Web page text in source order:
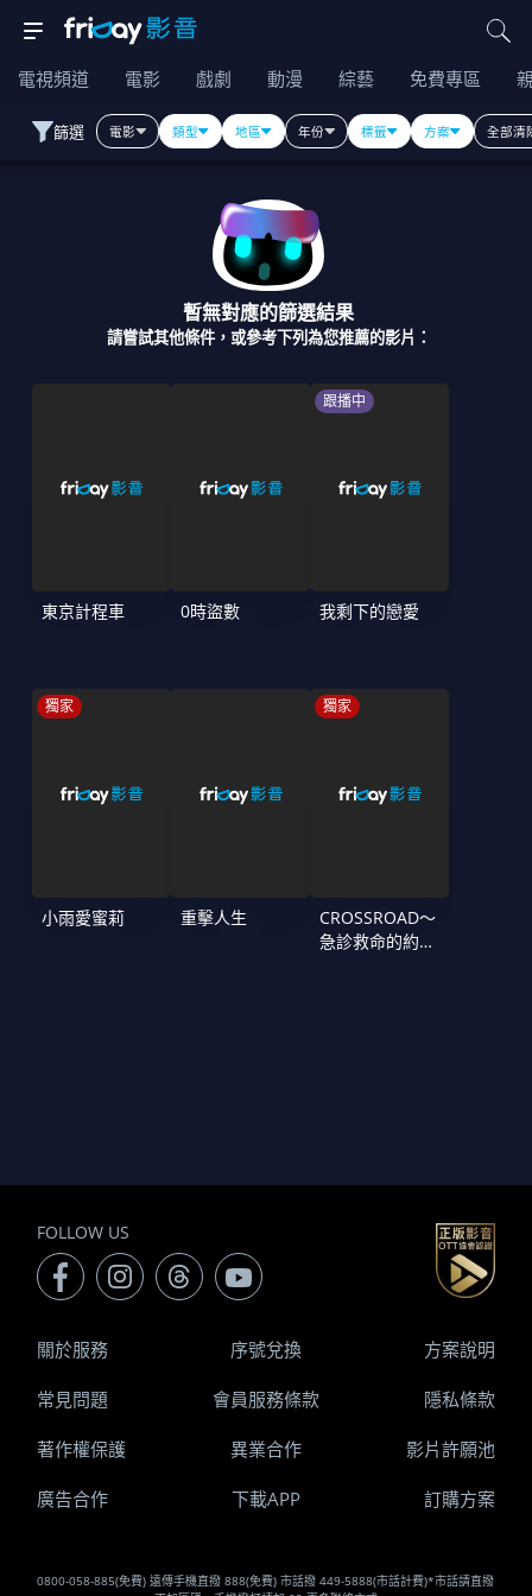
電視頻道 電影 戲劇 動漫 綜藝 免費專區
篩選 電影 類型 地區 年份 標籤 方案 全部清
暫無對應的篩選結果
請嘗試其他條件，或參考下列為您推薦的影片：
東京計程車 0時盜數
跟播中
我剩下的戀愛
獨家
小雨愛蜜莉 重擊人生
獨家
CROSSROAD～
急診救命的約定
FOLLOW US
0800-058-885(免費) 遠傳手機直撥 888(免費) 市話撥 449-5888(市話計費)*市話請直撥
關於服務 序號兌換 方案說明
常見問題 會員服務條款 隱私條款
著作權保護 異業合作 影片許願池
廣告合作 下載APP 訂購方案